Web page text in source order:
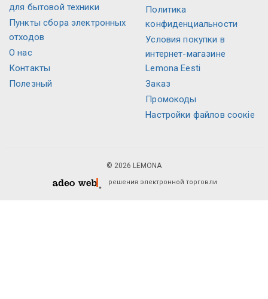
для бытовой техники
Пункты сбора электронных
отходов
О нас
Контакты
Полезный
Политика
конфиденциальности
Условия покупки в
интернет-магазине
Lemona Eesti
Заказ
Промокоды
Настройки файлов соокіе
© 2026 LEMONA
решения электронной торговли